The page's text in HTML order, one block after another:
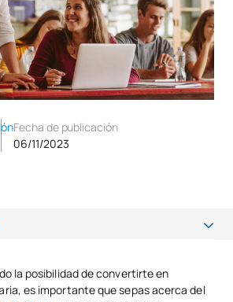
Fecha de publicación
06/11/2023
el Máster de Profesorado
la posibilidad de convertirte en
es importante que sepas acerca del